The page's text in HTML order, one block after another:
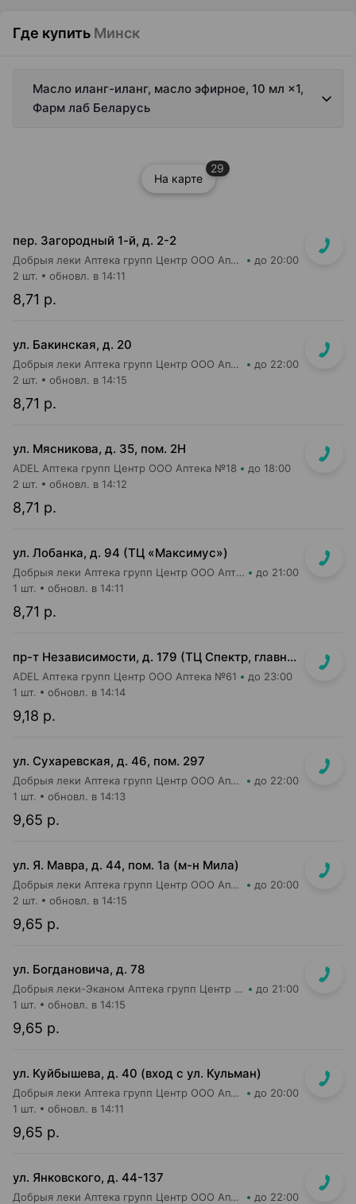
Где купить Минск
Масло иланг-иланг, масло эфирное, 10 мл ×1,
Фарм лаб Беларусь
На карте
29
пер. Загородный 1-й, д. 2-2
Добрыя леки Аптека групп Центр ООО Аптека №9 до 20:00
8,71 р.
2 шт. обновл. в 14:11
ул. Бакинская, д. 20
Добрыя леки Аптека групп Центр ООО Аптека №84 до 22:00
8,71 р.
2 шт. обновл. в 14:15
ул. Мясникова, д. 35, пом. 2Н
ADEL Аптека групп Центр ООО Аптека №18 до 18:00
8,71 р.
2 шт. обновл. в 14:12
ул. Лобанка, д. 94 (ТЦ «Максимус»)
Добрыя леки Аптека групп Центр ООО Аптека №3 до 21:00
8,71 р.
1 шт. обновл. в 14:11
пр-т Независимости, д. 179 (ТЦ Спектр, главный вход, 1 этаж)
ADEL Аптека групп Центр ООО Аптека №61 до 23:00
9,18 р.
1 шт. обновл. в 14:14
ул. Сухаревская, д. 46, пом. 297
Добрыя леки Аптека групп Центр ООО Аптека №35 до 22:00
9,65 р.
1 шт. обновл. в 14:13
ул. Я. Мавра, д. 44, пом. 1а (м-н Мила)
Добрыя леки Аптека групп Центр ООО Аптека №89 до 20:00
9,65 р.
2 шт. обновл. в 14:15
ул. Богдановича, д. 78
Добрыя леки-Эканом Аптека групп Центр ООО Аптека №78 до 21:00
9,65 р.
1 шт. обновл. в 14:15
ул. Куйбышева, д. 40 (вход с ул. Кульман)
Добрыя леки Аптека групп Центр ООО Аптека №2 до 20:00
9,65 р.
1 шт. обновл. в 14:11
ул. Янковского, д. 44-137
Добрыя леки Аптека групп Центр ООО Аптека №56 до 22:00